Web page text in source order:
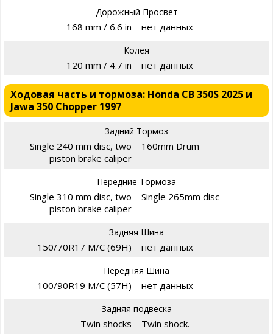
Дорожный Просвет
168 mm / 6.6 in нет данных
Колея
120 mm / 4.7 in нет данных
Ходовая часть и тормоза: Honda CB 350S 2025 и
Jawa 350 Chopper 1997
Задний Тормоз
Single 240 mm disc, two
piston brake caliper
160mm Drum
Передние Тормоза
Single 310 mm disc, two
piston brake caliper
Single 265mm disc
Задняя Шина
150/70R17 M/C (69H) нет данных
Передняя Шина
100/90R19 M/C (57H) нет данных
Задняя подвеска
Twin shocks Twin shock.